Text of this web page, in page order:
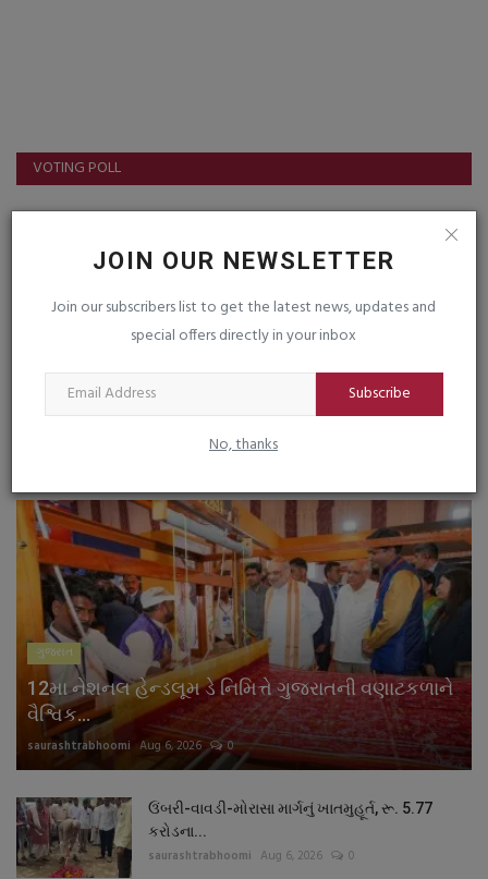
JOIN OUR NEWSLETTER
Join our subscribers list to get the latest news, updates and
special offers directly in your inbox
Subscribe
No, thanks
VOTING POLL
FOLLOW US
Instagram
Youtube
ગુજરાત
12મા નેશનલ હેન્ડલૂમ ડે નિમિત્તે ગુજરાતની વણાટકળાને
વૈશ્વિક...
saurashtrabhoomi Aug 6, 2026 0
ઉંબરી-વાવડી-મોરાસા માર્ગનું ખાતમુહૂર્ત, રૂ. 5.77
કરોડના...
saurashtrabhoomi Aug 6, 2026 0